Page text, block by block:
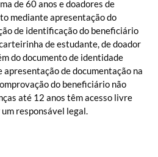
de 60 anos e doadores de
mediante apresentação do
de identificação do beneficiário
de estudante, de doador
do documento de identidade
de documentação na
do beneficiário não
até 12 anos têm acesso livre
responsável legal.